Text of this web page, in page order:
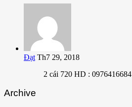
Đạt Th7 29, 2018
2 cái 720 HD : 0976416684
Archive